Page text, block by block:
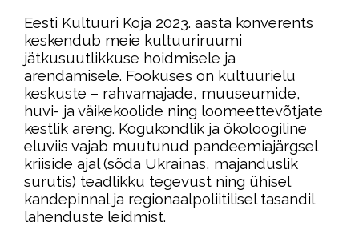
Eesti Kultuuri Koja 2023. aasta konverents
keskendub meie kultuuriruumi
jätkusuutlikkuse hoidmisele ja
arendamisele. Fookuses on kultuurielu
keskuste – rahvamajade, muuseumide,
huvi- ja väikekoolide ning loomeettevõtjate
kestlik areng. Kogukondlik ja ökoloogiline
eluviis vajab muutunud pandeemiajärgsel
kriiside ajal (sõda Ukrainas, majanduslik
surutis) teadlikku tegevust ning ühisel
kandepinnal ja regionaalpoliitilisel tasandil
lahenduste leidmist.